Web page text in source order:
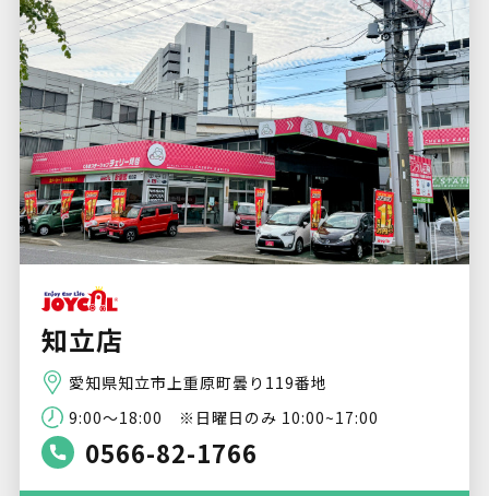
知立店
愛知県知立市上重原町曇り119番地
9:00〜18:00 ※日曜日のみ 10:00~17:00
0566-82-1766